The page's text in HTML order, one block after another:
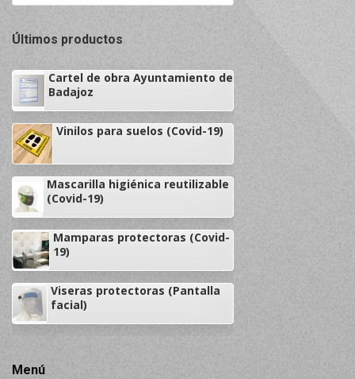
Últimos productos
Cartel de obra Ayuntamiento de
Badajoz
Vinilos para suelos (Covid-19)
Mascarilla higiénica reutilizable
(Covid-19)
Mamparas protectoras (Covid-
19)
Viseras protectoras (Pantalla
facial)
Menú